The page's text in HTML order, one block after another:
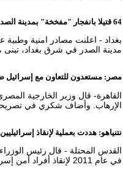
64 قتيلا بانفجار "مفخخة" بمدينة الصدر في بغداد
مدينة الصدر في شرق بغداد،
مصر: مستعدون للتعاون مع إسرائيل
القاهرة- قال وزير الخارجية
الإرهاب. وأضاف شكري في
نتنياهو: هددت بعملية لإنقاذ
القدس المحتلة - قال رئيس
في عام 2011 لإنقاذ أفراد أمن إسرائيليين يحاصرهم متظاهرون قاموا باقتحام ..